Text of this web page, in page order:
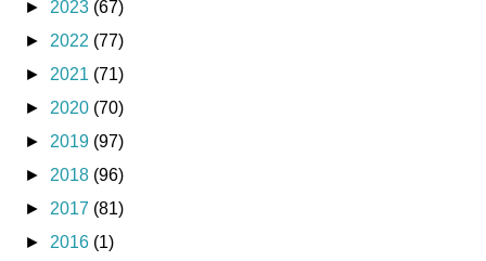
► 2023 (67)
► 2022 (77)
► 2021 (71)
► 2020 (70)
► 2019 (97)
► 2018 (96)
► 2017 (81)
► 2016 (1)